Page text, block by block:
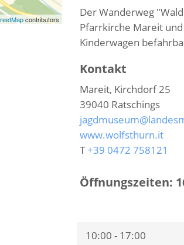
contributors
Der Wanderweg
Pfarrkirche Mareit
Kinderwagen
Kontakt
Mareit, Kirchdorf 25
39040 Ratschings
www.wolfsthurn.it
T+39 0472 758121
Öffnungszeiten:
10:00 - 17:00